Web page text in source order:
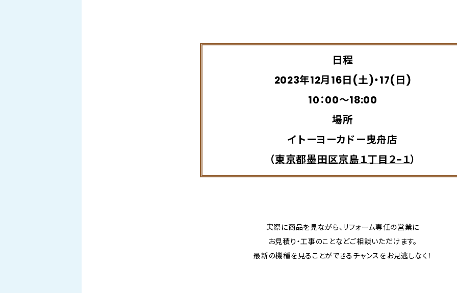
日程
2023年12月16日(土)・17(日)
10：00～18:00
場所
イトーヨーカドー曳舟店
（東京都墨田区京島１丁目２−１）
実際に商品を見ながら、リフォーム専任の営業に
お見積り・工事のことなどご相談いただけます。
最新の機種を見ることができるチャンスをお見逃しなく！